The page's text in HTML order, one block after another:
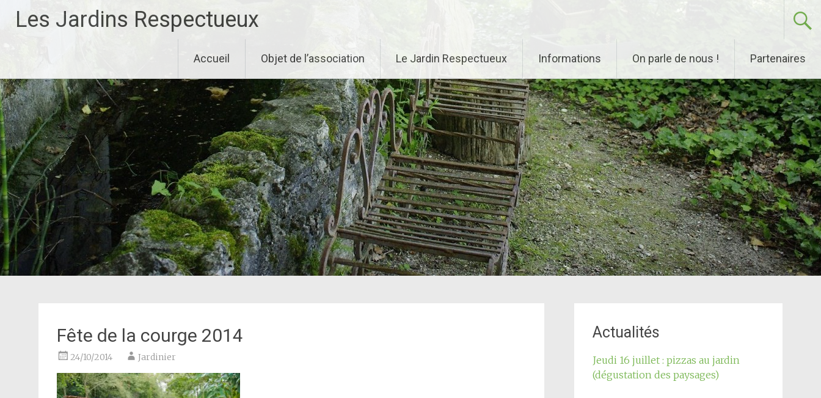
Les Jardins Respectueux
Accueil Objet de l’association Le Jardin Respectueux Informations On parle de nous ! Partenaires
Fête de la courge 2014
24/10/2014 Jardinier
Actualités
Jeudi 16 juillet : pizzas au jardin
(dégustation des paysages)